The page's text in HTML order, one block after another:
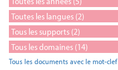
Tous les documents avec le mot-clef